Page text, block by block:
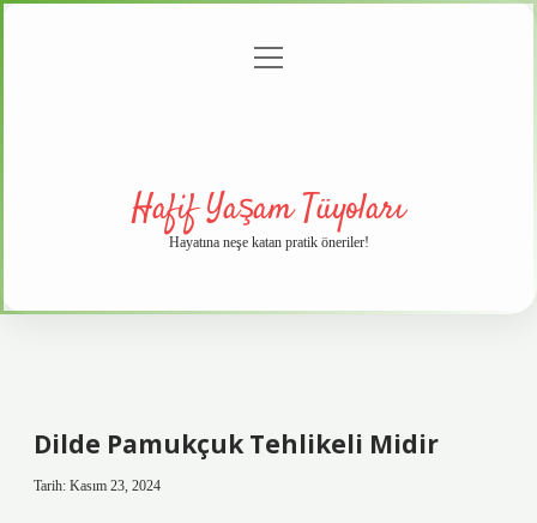
menüyü
Hafif Yaşam Tüyoları
Hayatına neşe katan pratik öneriler!
Dilde Pamukçuk Tehlikeli Midir
Tarih: Kasım 23, 2024